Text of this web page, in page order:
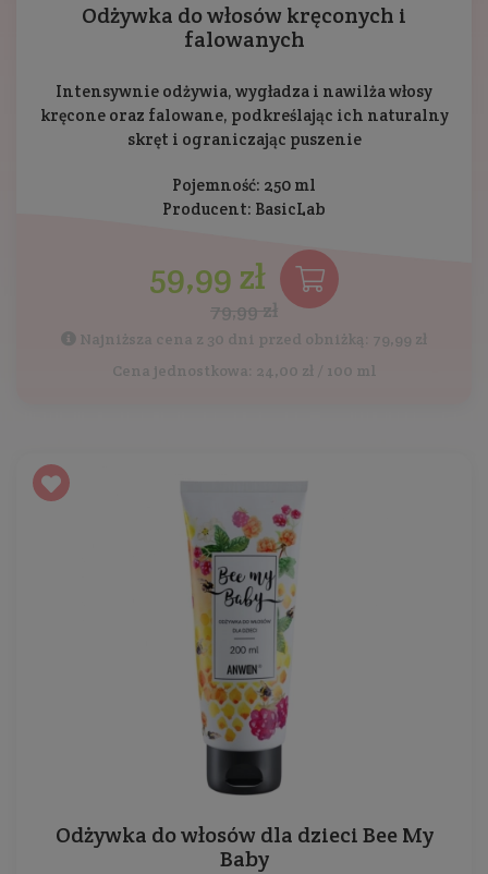
Odżywka do włosów kręconych i
falowanych
Intensywnie odżywia, wygładza i nawilża włosy
kręcone oraz falowane, podkreślając ich naturalny
skręt i ograniczając puszenie
Pojemność: 250 ml
Producent: BasicLab
59,99 zł
79,99 zł
Najniższa cena z 30 dni przed obniżką: 79,99 zł
Cena jednostkowa: 24,00 zł / 100 ml
Odżywka do włosów dla dzieci Bee My
Baby